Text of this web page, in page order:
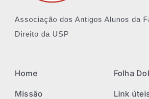
Associação dos Antigos Alunos da
Direito da USP
Home
Missão
Folha
Link